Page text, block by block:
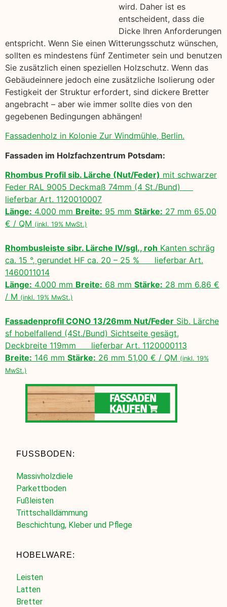
wird. Daher ist es
entscheident, dass die
Dicke Ihren Anforderungen
entspricht. Wenn Sie einen Witterungsschutz wünschen,
sollten es mindestens fünf Zentimeter sein und benutzen
Sie zusätzlich einen speziellen Holzschutz. Wenn das
Gebäudeinnere jedoch eine zusätzliche Isolierung oder
Festigkeit der Struktur erfordert, sind dickere Bretter
angebracht – aber wie immer sollte dies von den
gegebenen Bedingungen abhängen!
Fassadenholz in Kolonie Zur Windmühle, Berlin.
Fassaden im Holzfachzentrum Potsdam:
Rhombus Profil sib. Lärche (Nut/Feder) mit schwarzer
Feder RAL 9005 Deckmaß 74mm (4 St./Bund)
lieferbar Art. 1120010007
Länge: 4.000 mm Breite: 95 mm Stärke: 27 mm 65,00
€ / QM (inkl. 19% MwSt.)
Rhombusleiste sibr. Lärche IV/sgl., roh Kanten schräg
ca. 15 °, gerundet HF ca. 20 – 25 % lieferbar Art.
1460011014
Länge: 4.000 mm Breite: 68 mm Stärke: 28 mm 6,86 €
/ M (inkl. 19% MwSt.)
Fassadenprofil CONO 13/26mm Nut/Feder Sib. Lärche
sf hobelfallend (4St./Bund) Sichtseite gesägt,
Deckbreite 119mm lieferbar Art. 1120000113
Breite: 146 mm Stärke: 26 mm 51,00 € / QM (inkl. 19%
MwSt.)
FUSSBODEN:
Massivholzdiele
Parkettboden
Fußleisten
Trittschalldämmung
Beschichtung, Kleber und Pflege
HOBELWARE:
Leisten
Latten
Bretter